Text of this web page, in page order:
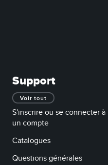
Support
Voir tout
S'inscrire ou se connecter à
un compte
Catalogues
Questions générales